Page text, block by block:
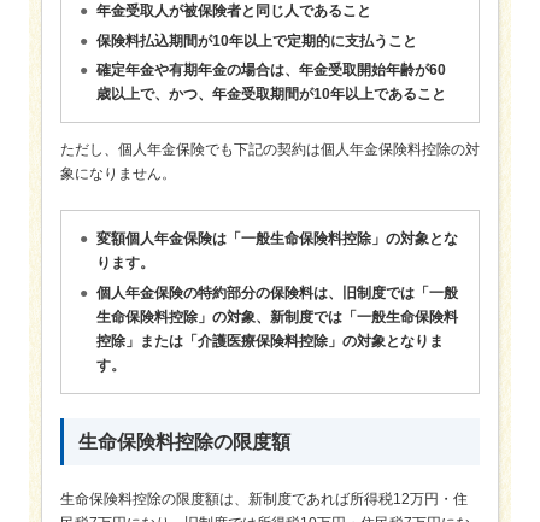
年金受取人が被保険者と同じ人であること
保険料払込期間が10年以上で定期的に支払うこと
確定年金や有期年金の場合は、年金受取開始年齢が60
歳以上で、かつ、年金受取期間が10年以上であること
ただし、個人年金保険でも下記の契約は個人年金保険料控除の対
象になりません。
変額個人年金保険は「一般生命保険料控除」の対象とな
ります。
個人年金保険の特約部分の保険料は、旧制度では「一般
生命保険料控除」の対象、新制度では「一般生命保険料
控除」または「介護医療保険料控除」の対象となりま
す。
生命保険料控除の限度額
生命保険料控除の限度額は、新制度であれば所得税12万円・住